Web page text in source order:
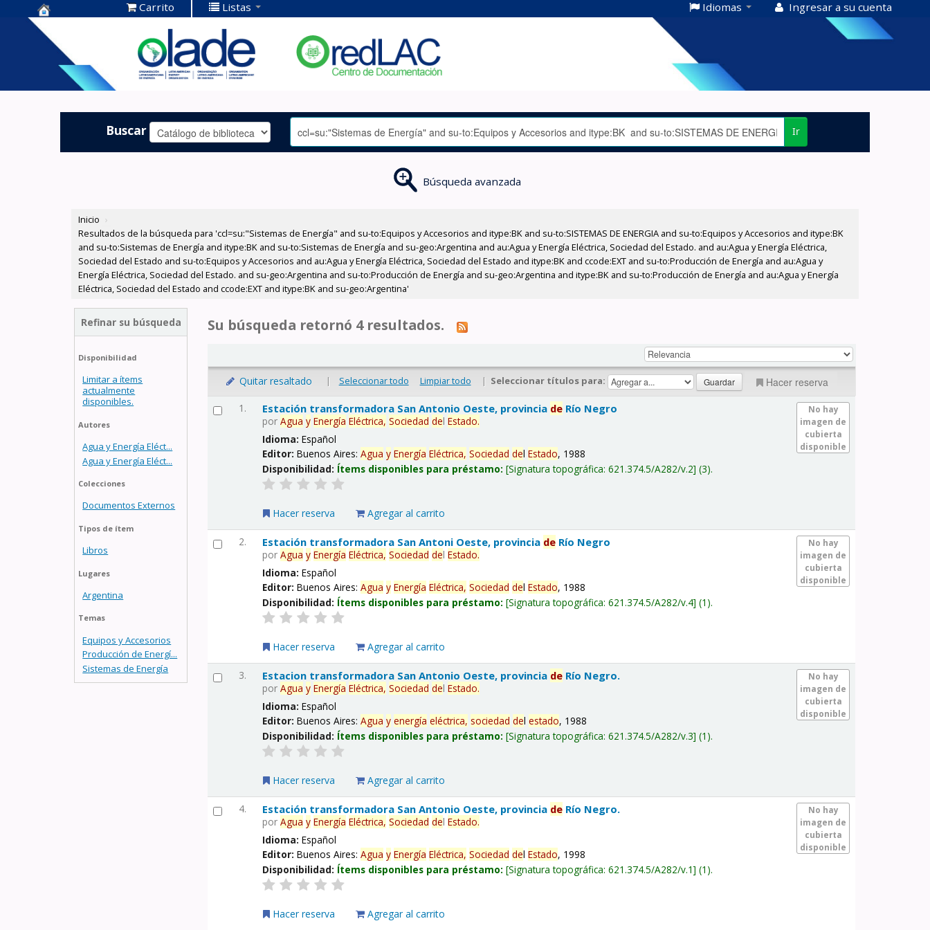
Centro de
Documentación
OLADE -
Carrito Listas Idiomas Ingresar a su cuenta
Buscar Ir
Búsqueda avanzada
Inicio ›
Resultados de la búsqueda para 'ccl=su:"Sistemas de Energía" and su-to:Equipos y Accesorios and itype:BK and su-to:SISTEMAS DE ENERGIA and su-to:Equipos y Accesorios and itype:BK
and su-to:Sistemas de Energía and itype:BK and su-to:Sistemas de Energía and su-geo:Argentina and au:Agua y Energía Eléctrica, Sociedad del Estado. and au:Agua y Energía Eléctrica,
Sociedad del Estado and su-to:Equipos y Accesorios and au:Agua y Energía Eléctrica, Sociedad del Estado and itype:BK and ccode:EXT and su-to:Producción de Energía and au:Agua y
Energía Eléctrica, Sociedad del Estado. and su-geo:Argentina and su-to:Producción de Energía and su-geo:Argentina and itype:BK and su-to:Producción de Energía and au:Agua y Energía
Eléctrica, Sociedad del Estado and ccode:EXT and itype:BK and su-geo:Argentina'
Refinar su búsqueda
Disponibilidad
Limitar a ítems
actualmente
disponibles.
Autores
Agua y Energía Eléct...
Agua y Energía Eléct...
Colecciones
Documentos Externos
Tipos de ítem
Libros
Lugares
Argentina
Temas
Equipos y Accesorios
Producción de Energí...
Sistemas de Energía
Su búsqueda retornó 4 resultados.
Quitar resaltado | Seleccionar todo Limpiar todo | Seleccionar títulos para: Hacer reserva
1.
No hay
imagen de
cubierta
disponible
Estación transformadora San Antonio Oeste, provincia de Río Negro
porAgua y Energía Eléctrica, Sociedad delEstado.
Idioma:Español
Editor:Buenos Aires:Agua y Energía Eléctrica, Sociedad delEstado, 1988
Disponibilidad: Ítems disponibles para préstamo: Signatura topográfica:621.374.5/A282/v.2 (3).
Hacer reserva Agregar al carrito
2.
No hay
imagen de
cubierta
disponible
Estación transformadora San Antoni Oeste, provincia de Río Negro
porAgua y Energía Eléctrica, Sociedad delEstado.
Idioma:Español
Editor:Buenos Aires:Agua y Energía Eléctrica, Sociedad delEstado, 1988
Disponibilidad: Ítems disponibles para préstamo: Signatura topográfica:621.374.5/A282/v.4 (1).
Hacer reserva Agregar al carrito
3.
No hay
imagen de
cubierta
disponible
Estacion transformadora San Antonio Oeste, provincia de Río Negro.
porAgua y Energía Eléctrica, Sociedad delEstado.
Idioma:Español
Editor:Buenos Aires:Agua y energía eléctrica, sociedad delestado, 1988
Disponibilidad: Ítems disponibles para préstamo: Signatura topográfica:621.374.5/A282/v.3 (1).
Hacer reserva Agregar al carrito
4.
No hay
imagen de
cubierta
disponible
Estación transformadora San Antonio Oeste, provincia de Río Negro.
porAgua y Energía Eléctrica, Sociedad delEstado.
Idioma:Español
Editor:Buenos Aires:Agua y Energía Eléctrica, Sociedad delEstado, 1998
Disponibilidad: Ítems disponibles para préstamo: Signatura topográfica:621.374.5/A282/v.1 (1).
Hacer reserva Agregar al carrito